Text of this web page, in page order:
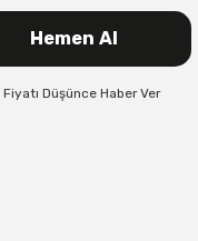
Hemen Al
Fiyatı Düşünce Haber Ver